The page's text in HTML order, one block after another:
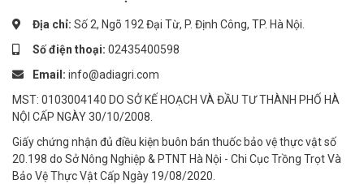
- Dùng găng tay khi bón phân
- Vệ sinh chân tay ngay sau khi sử dụng
#phanbonla #phanbonlasinhhoc #phanbon
#phanbonlaboostamax2 #boostamax2 #boostamax #phanbonb
oostamax
-------------------------
Địa chỉ: Số 2, Ngõ 192 Đại Từ, P. Định Công, TP. Hà Nội.
Số điện thoại: 02435400598
Email: info@adiagri.com
MST: 0103004140 DO SỞ KẾ HOẠCH VÀ ĐẦU TƯ THÀNH PHỐ HÀ
NỘI CẤP NGÀY 30/10/2008.
Giấy chứng nhận đủ điều kiện buôn bán thuốc bảo vệ thực vật số
20.198 do Sở Nông Nghiệp & PTNT Hà Nội - Chi Cục Trồng Trọt Và
Bảo Vệ Thực Vật Cấp Ngày 19/08/2020.